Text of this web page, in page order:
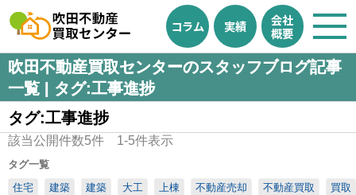
コラム 実績
会社
概要
吹田不動産買取センターのスタッフブログ記事
一覧 | タグ:工事進捗
タグ:工事進捗
該当公開件数5件 1-5件表示
タグ一覧
住宅
建築 建築 大工 上棟 不動産売却 不動産買取 買取